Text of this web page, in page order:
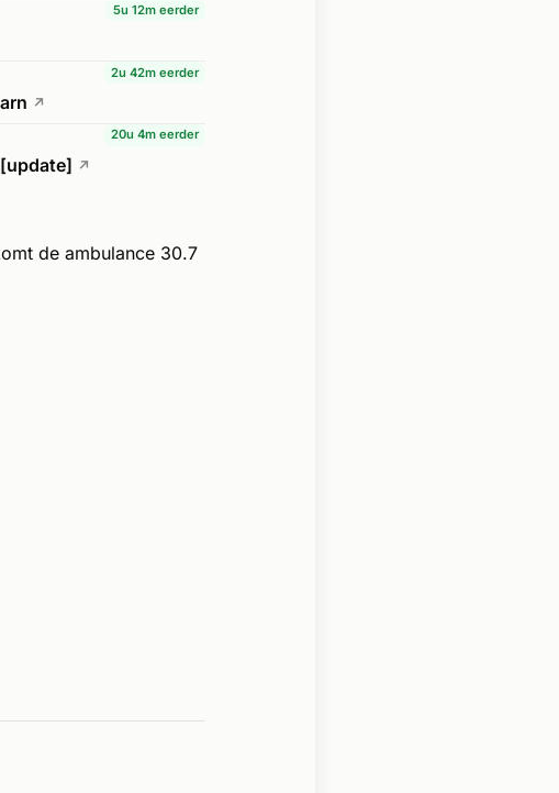
5u 12m eerder
2u 42m eerder
↗
20u 4m eerder
↗
de ambulance 30.7